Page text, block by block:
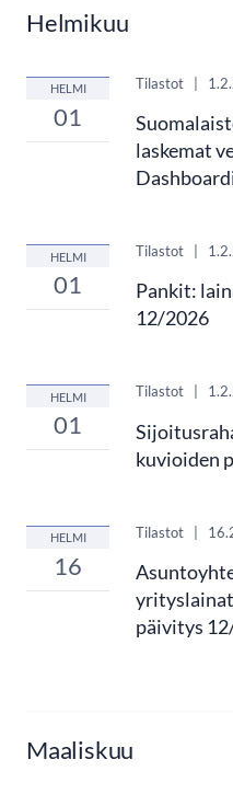
Helmikuu
HELMI
01
Tilastot
laskemat
HELMI
01
Tilastot
Pankit:
12/2026
HELMI
01
Tilastot
kuvioiden
HELMI
16
Tilastot |
päivitys
Maaliskuu